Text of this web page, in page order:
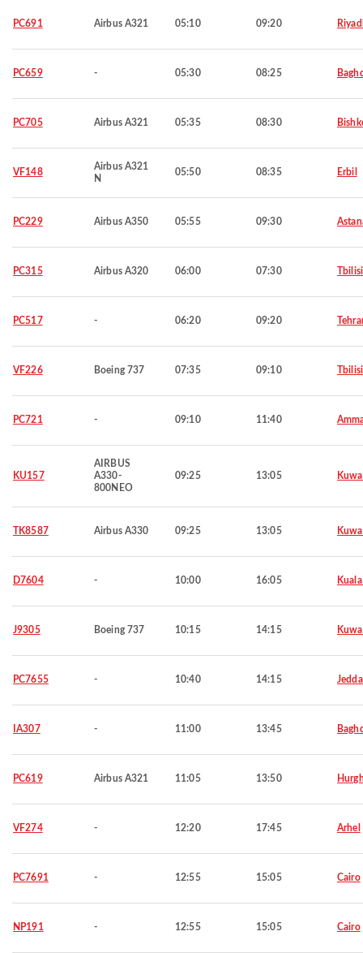
PC691 Airbus A321 05:10 09:20
PC659 - 05:30 08:25
PC705 Airbus A321 05:35 08:30
VF148
Airbus A321
N
05:50 08:35 Erbil
PC229 Airbus A350 05:55 09:30
PC315 Airbus A320 06:00 07:30
PC517 - 06:20 09:20
VF226 Boeing 737 07:35 09:10
PC721 - 09:10 11:40
KU157
AIRBUS
A330-
800NEO
09:25 13:05
TK8587 Airbus A330 09:25 13:05
D7604 - 10:00 16:05
J9305 Boeing 737 10:15 14:15
PC7655 - 10:40 14:15
IA307 - 11:00 13:45
PC619 Airbus A321 11:05 13:50
VF274 - 12:20 17:45 Arhel
PC7691 - 12:55 15:05 Cairo
NP191 - 12:55 15:05 Cairo